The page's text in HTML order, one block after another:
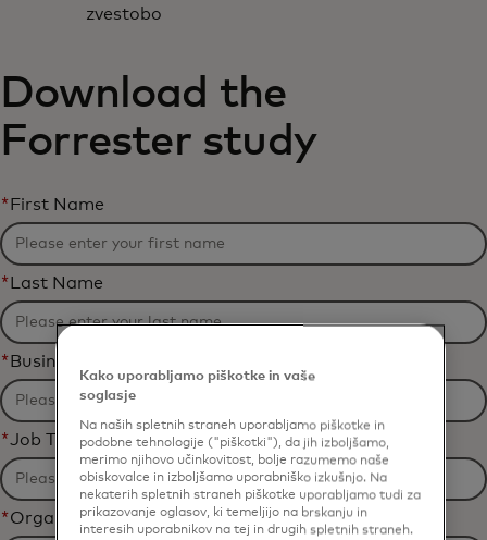
zvestobo
Download the
Forrester study
* First Name
* Last Name
* Business Email Address
*Job Title
*Organization Name
Kako uporabljamo piškotke in vaše
soglasje
Na naših spletnih straneh uporabljamo piškotke in
podobne tehnologije ("piškotki"), da jih izboljšamo,
merimo njihovo učinkovitost, bolje razumemo naše
obiskovalce in izboljšamo uporabniško izkušnjo. Na
nekaterih spletnih straneh piškotke uporabljamo tudi za
prikazovanje oglasov, ki temeljijo na brskanju in
interesih uporabnikov na tej in drugih spletnih straneh.